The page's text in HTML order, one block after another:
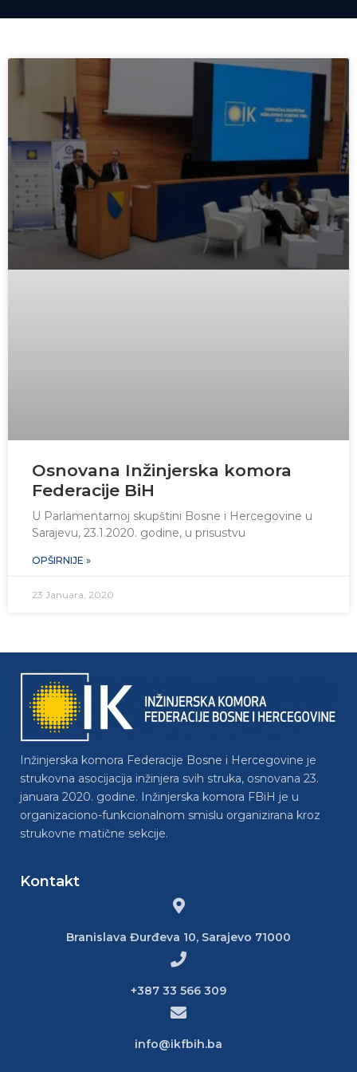
Osnovana Inžinjerska komora
Federacije BiH
U Parlamentarnoj skupštini Bosne i Hercegovine u
Sarajevu, 23.1.2020. godine, u prisustvu
OPŠIRNIJE »
23 Januara, 2020
Inžinjerska komora Federacije Bosne i Hercegovine je
strukovna asocijacija inžinjera svih struka, osnovana 23.
januara 2020. godine. Inžinjerska komora FBiH je u
organizaciono-funkcionalnom smislu organizirana kroz
strukovne matične sekcije.
Kontakt
Branislava Đurđeva 10, Sarajevo 71000
+387 33 566 309
info@ikfbih.ba